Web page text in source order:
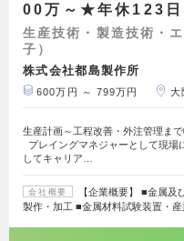
00万～★年休123日
生産技術・製造技術・
子）
株式会社都島製作所
600万円 ～ 799万円 大
生産計画～工程改善・外注管理ま
プレイングマネジャーとして現
してキャリア…
会社概要
【企業概要】 ■金属
製作・加工 ■金属材料試験装置・